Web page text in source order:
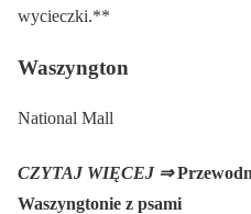
wycieczki.**
Waszyngton
National Mall
CZYTAJ WIĘCEJ ⇒
Waszyngtonie z psami